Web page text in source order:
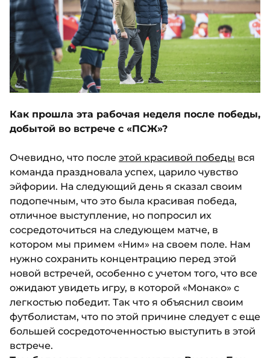
Как прошла эта рабочая неделя после победы,
добытой во встрече с «ПСЖ»?
Очевидно, что после этой красивой победы вся
команда праздновала успех, царило чувство
эйфории. На следующий день я сказал своим
подопечным, что это была красивая победа,
отличное выступление, но попросил их
сосредоточиться на следующем матче, в
котором мы примем «Ним» на своем поле. Нам
нужно сохранить концентрацию перед этой
новой встречей, особенно с учетом того, что все
ожидают увидеть игру, в которой «Монако» с
легкостью победит. Так что я объяснил своим
футболистам, что по этой причине следует с еще
большей сосредоточенностью выступить в этой
встрече.